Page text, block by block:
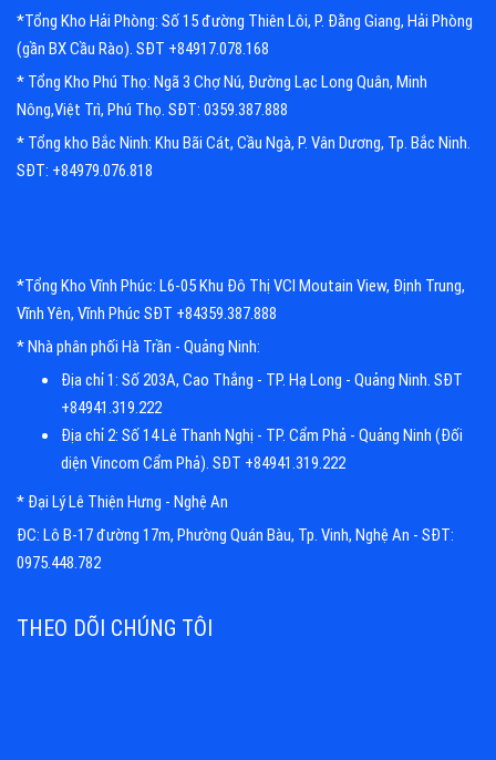
*Tổng Kho Hải Phòng: Số 15 đường Thiên Lôi, P. Đằng Giang, Hải Phòng
(gần BX Cầu Rào). SĐT +84917.078.168
* Tổng Kho Phú Thọ: Ngã 3 Chợ Nú, Đường Lạc Long Quân, Minh
Nông,Việt Trì, Phú Thọ. SĐT: 0359.387.888
* Tổng kho Bắc Ninh: Khu Bãi Cát, Cầu Ngà, P. Vân Dương, Tp. Bắc Ninh.
SĐT: +84979.076.818
*Tổng Kho Vĩnh Phúc: L6-05 Khu Đô Thị VCI Moutain View, Định Trung,
Vĩnh Yên, Vĩnh Phúc SĐT +84359.387.888
* Nhà phân phối Hà Trần - Quảng Ninh:
Địa chỉ 1: Số 203A, Cao Thắng - TP. Hạ Long - Quảng Ninh. SĐT
+84941.319.222
Địa chỉ 2: Số 14 Lê Thanh Nghị - TP. Cẩm Phả - Quảng Ninh (Đối
diện Vincom Cẩm Phả). SĐT +84941.319.222
* Đại Lý Lê Thiện Hưng - Nghệ An
ĐC: Lô B-17 đường 17m, Phường Quán Bàu, Tp. Vinh, Nghệ An - SĐT:
0975.448.782
THEO DÕI CHÚNG TÔI